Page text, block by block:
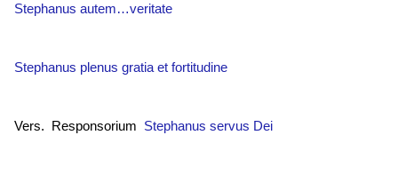
Stephanus autem…veritate
Stephanus plenus gratia et fortitudine
Vers. Responsorium Stephanus servus Dei